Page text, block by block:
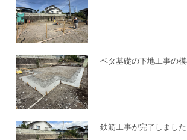
ベタ基礎の下地工事の模
鉄筋工事が完了しました